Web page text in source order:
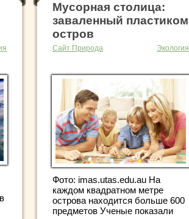
Мусорная столица:
заваленный пластиком
остров
Сайт Природа Экология
Фото: imas.utas.edu.au На
каждом квадратном метре
острова находится больше 600
предметов Ученые показали